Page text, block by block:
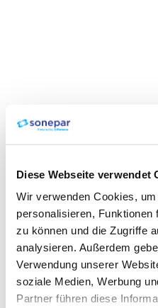
Diese Webseite verwendet
Wir verwenden Cookies,
personalisieren, Funktionen
zu können und die Zugriffe
analysieren. Außerdem
Verwendung unserer
soziale Medien, Werbung
Partner führen diese